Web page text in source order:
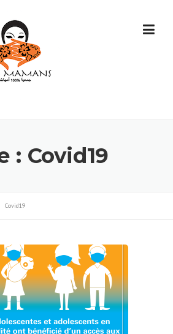
: Covid19
Covid19